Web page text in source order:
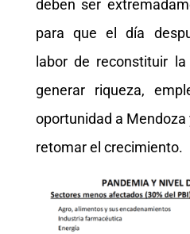
deben ser
para que el día
labor de reconstituir
generar riqueza,
oportunidad a Mendoza
retomar el crecimiento.